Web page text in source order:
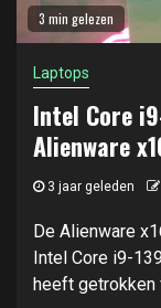
3 min gelezen
Laptops
Intel Core
Alienware
3 jaar geleden
De Alienware
Intel Core i9-
heeft getrokken